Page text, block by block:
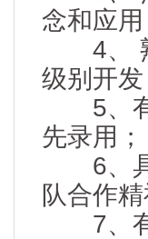
念和应用
4、 熟
级别开
5、有
先录用；
6、具
队合作精
7、有